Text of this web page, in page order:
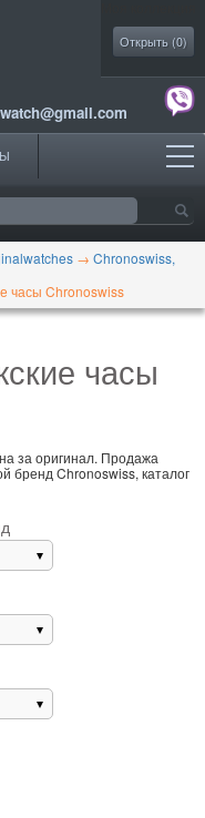
Открыть (0)
→ Chronoswiss,
часы Chronoswiss
часы
за оригинал. Продажа
бренд Chronoswiss, каталог